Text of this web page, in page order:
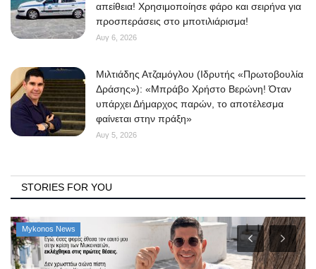
απείθεια! Χρησιμοποίησε φάρο και σειρήνα για
προσπεράσεις στο μποτιλιάρισμα!
Αυγ 6, 2026
Μιλτιάδης Ατζαμόγλου (Ιδρυτής «Πρωτοβουλία
Δράσης»): «Μπράβο Χρήστο Βερώνη! Όταν
υπάρχει Δήμαρχος παρών, το αποτέλεσμα
φαίνεται στην πράξη»
Αυγ 5, 2026
STORIES FOR YOU
Mykonos News